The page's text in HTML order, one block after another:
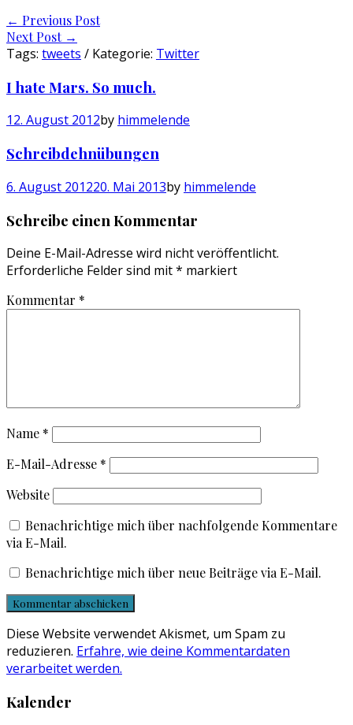
Post
navigation
← Previous Post
Next Post →
Tags: tweets / Kategorie: Twitter
I hate Mars. So much.
12. August 2012by himmelende
Schreibdehnübungen
6. August 201220. Mai 2013by himmelende
Schreibe einen Kommentar
Deine E-Mail-Adresse wird nicht veröffentlicht.
Erforderliche Felder sind mit* markiert
Kommentar *
Name *
E-Mail-Adresse *
Website
Benachrichtige mich über nachfolgende Kommentare
via E-Mail.
Benachrichtige mich über neue Beiträge via E-Mail.
Diese Website verwendet Akismet, um Spam zu
reduzieren. Erfahre, wie deine Kommentardaten
verarbeitet werden.
Kalender